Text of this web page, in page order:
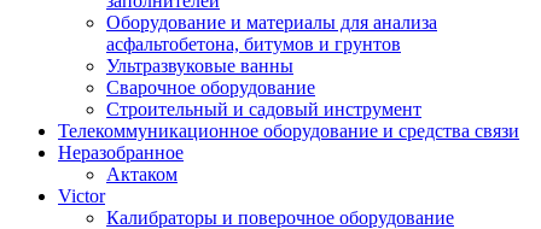
Оборудование и материалы для анализа
асфальтобетона, битумов и грунтов
Ультразвуковые ванны
Сварочное оборудование
Строительный и садовый инструмент
Телекоммуникационное оборудование и средства связи
Неразобранное
Актаком
Victor
Калибраторы и поверочное оборудование